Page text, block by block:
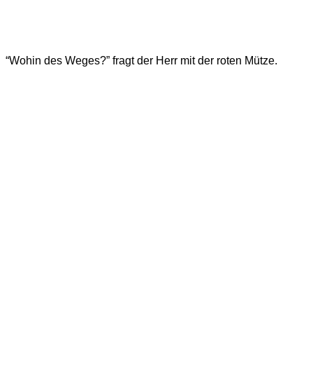
“Wohin des Weges?” fragt der Herr mit der roten Mütze.